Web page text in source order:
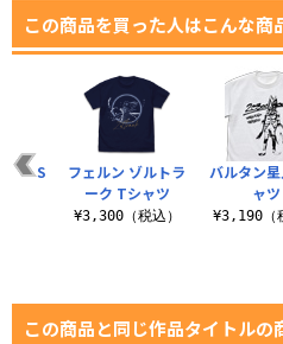
この商品を買った人はこんな商
バルタン
ャツ
¥3,190（
US
フェルン ゾルトラ
ーク Tシャツ
¥3,300（税込）
この商品と同じ作品タイトルの